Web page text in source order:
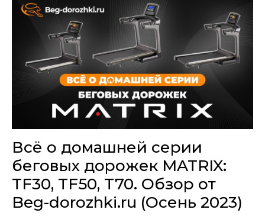
Всё о домашней серии
беговых дорожек MATRIX:
TF30, TF50, T70. Обзор от
Beg-dorozhki.ru (Осень 2023)